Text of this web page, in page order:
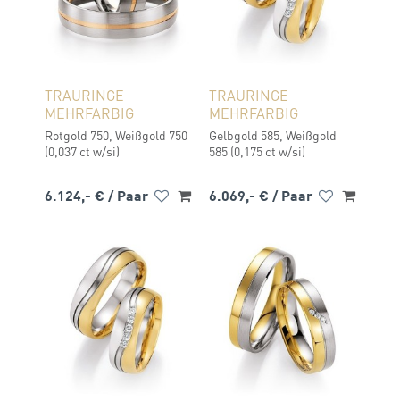
TRAURINGE
MEHRFARBIG
Rotgold 750, Weißgold 750
(0,037 ct w/si)
6.124,- € / Paar
TRAURINGE
MEHRFARBIG
Gelbgold 585, Weißgold
585 (0,175 ct w/si)
6.069,- € / Paar